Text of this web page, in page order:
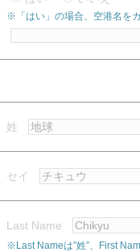
※「はい」の場合、空港名を
姓
セイ
Last Name
※Last Nameは”姓”、First